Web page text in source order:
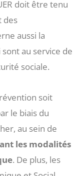
doit être tenu
des
aussi la
au service de
sociale.
soit
le biais du
au sein de
les modalités
. De plus, les